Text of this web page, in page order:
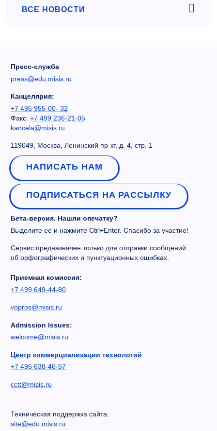
ВСЕ НОВОСТИ
Пресс-служба
press@edu.misis.ru
Канцелярия:
+7 495 955-00- 32
Факс: +7 499 236-21-05
kancela@misis.ru
119049, Москва, Ленинский пр-кт, д. 4, стр. 1
НАПИСАТЬ НАМ
ПОДПИСАТЬСЯ НА РАССЫЛКУ
Бета-версия. Нашли опечатку?
Выделите ее и нажмите Ctrl+Enter. Спасибо за участие!
Сервис предназначен только для отправки сообщений
об орфографических и пунктуационных ошибках.
Приемная комиссия:
+7 499 649-44-80
vopros@misis.ru
Admission Issues:
welcome@misis.ru
Центр коммерциализации технологий
+7 495 638-46-57
cctt@misis.ru
Техническая поддержка сайта:
site@edu.misis.ru